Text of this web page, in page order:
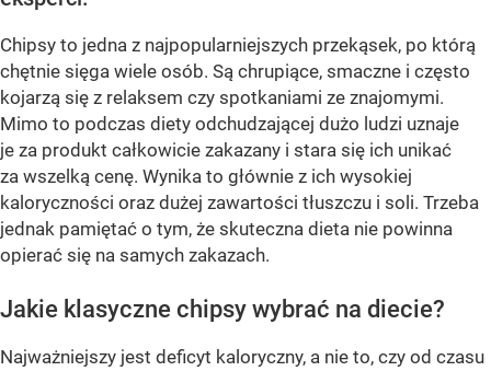
Chipsy to jedna z najpopularniejszych przekąsek, po którą
chętnie sięga wiele osób. Są chrupiące, smaczne i często
kojarzą się z relaksem czy spotkaniami ze znajomymi.
Mimo to podczas diety odchudzającej dużo ludzi uznaje
je za produkt całkowicie zakazany i stara się ich unikać
za wszelką cenę. Wynika to głównie z ich wysokiej
kaloryczności oraz dużej zawartości tłuszczu i soli. Trzeba
jednak pamiętać o tym, że skuteczna dieta nie powinna
opierać się na samych zakazach.
Jakie klasyczne chipsy wybrać na diecie?
Najważniejszy jest deficyt kaloryczny, a nie to, czy od czasu